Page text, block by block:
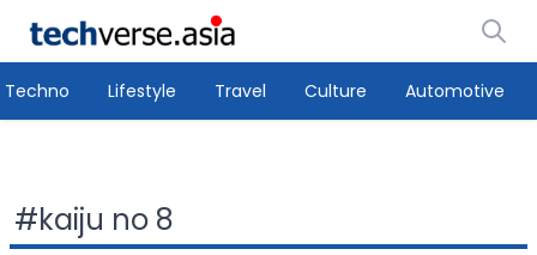
Techno Lifestyle Travel Culture Automotive
#kaiju no 8